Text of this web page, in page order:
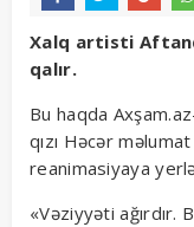
Xalq artisti
qalır.
Bu haqda
qızı Həcər
reanimasiyaya
«Vəziyyəti ağırdır.